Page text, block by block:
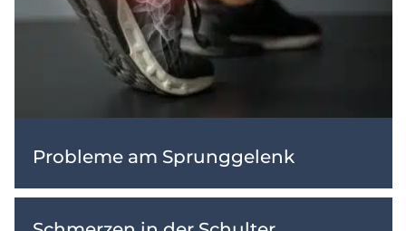
Probleme am Sprunggelenk